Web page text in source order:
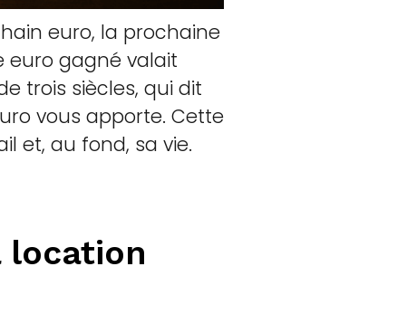
euro, la prochaine
euro gagné valait
trois siècles, qui dit
vous apporte. Cette
et, au fond, sa vie.
location